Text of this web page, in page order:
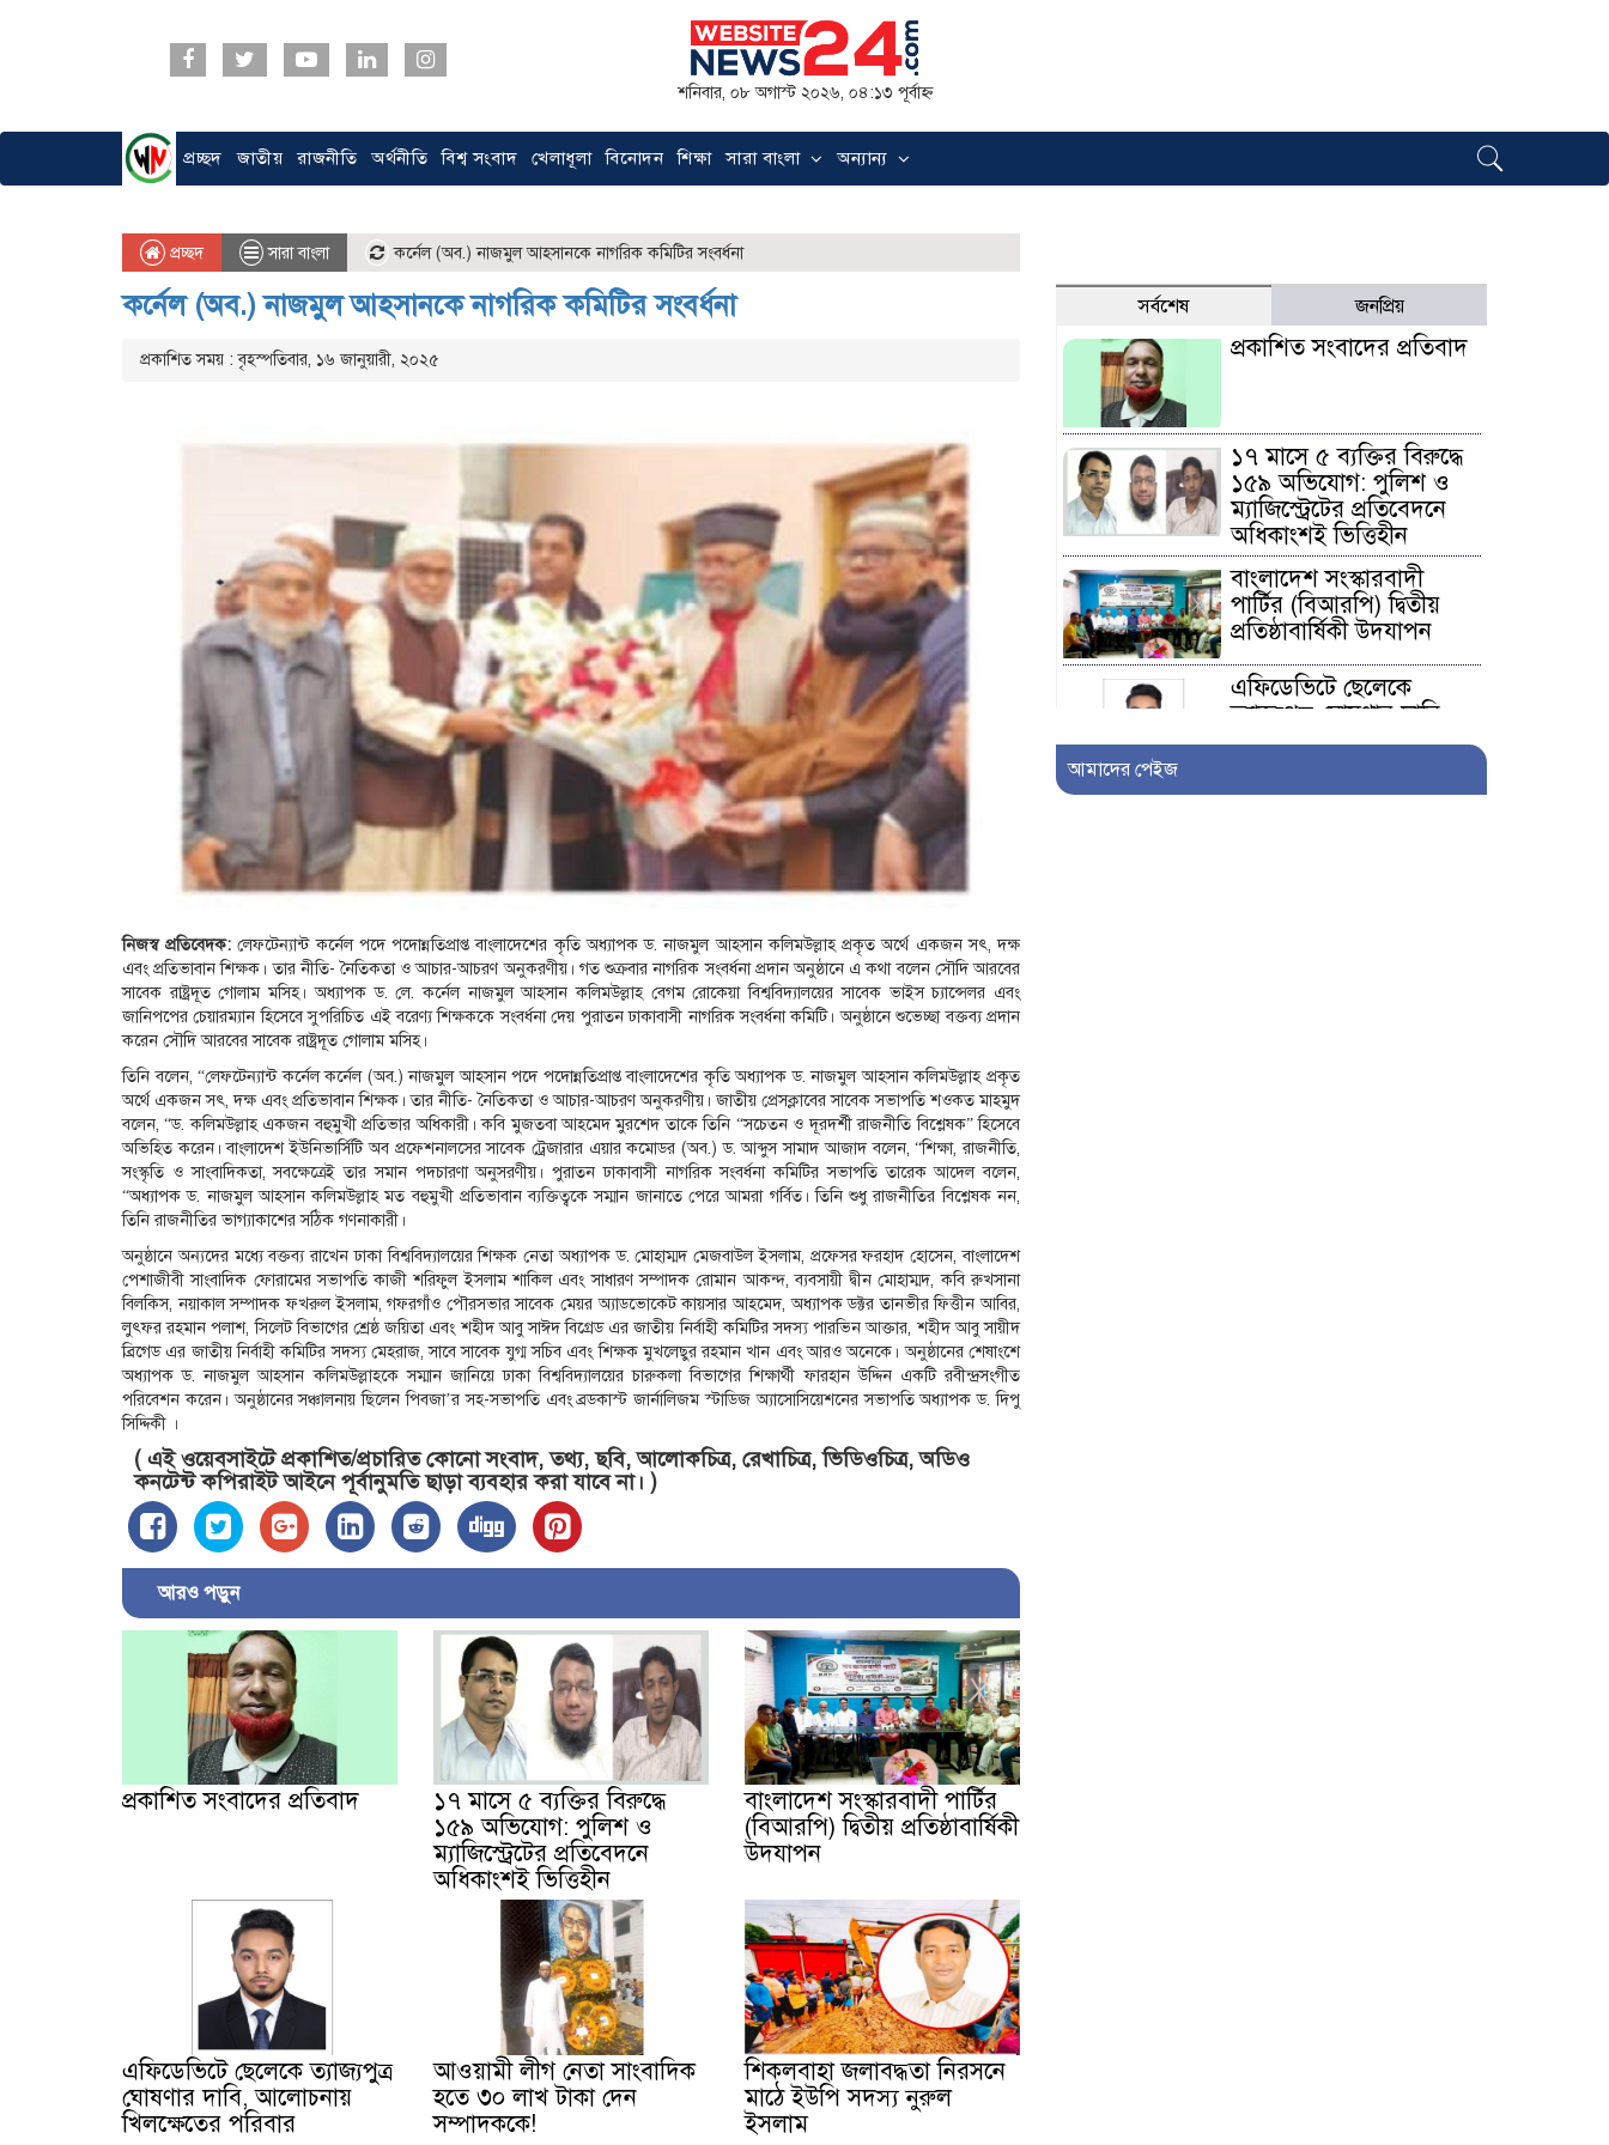
শনিবার, ০৮ অগাস্ট ২০২৬, ০৪:১৩ পূর্বাহ্ন
প্রচ্ছদ জাতীয় রাজনীতি অর্থনীতি বিশ্ব সংবাদ খেলাধূলা বিনোদন শিক্ষা সারা বাংলা অন্যান্য
প্রচ্ছদ সারা বাংলা কর্নেল (অব.) নাজমুল আহসানকে নাগরিক কমিটির সংবর্ধনা
কর্নেল (অব.) নাজমুল আহসানকে নাগরিক কমিটির সংবর্ধনা
প্রকাশিত সময় : বৃহস্পতিবার, ১৬ জানুয়ারী, ২০২৫
নিজস্ব প্রতিবেদক:লেফটেন্যান্ট কর্নেল পদে পদোন্নতিপ্রাপ্ত বাংলাদেশের কৃতি অধ্যাপক ড. নাজমুল আহসান কলিমউল্লাহ প্রকৃত অর্থে একজন সৎ, দক্ষ
এবং প্রতিভাবান শিক্ষক। তার নীতি- নৈতিকতা ও আচার-আচরণ অনুকরণীয়। গত শুক্রবার নাগরিক সংবর্ধনা প্রদান অনুষ্ঠানে এ কথা বলেন সৌদি আরবের
সাবেক রাষ্ট্রদূত গোলাম মসিহ। অধ্যাপক ড. লে. কর্নেল নাজমুল আহসান কলিমউল্লাহ বেগম রোকেয়া বিশ্ববিদ্যালয়ের সাবেক ভাইস চ্যান্সেলর এবং
জানিপপের চেয়ারম্যান হিসেবে সুপরিচিত এই বরেণ্য শিক্ষককে সংবর্ধনা দেয় পুরাতন ঢাকাবাসী নাগরিক সংবর্ধনা কমিটি। অনুষ্ঠানে শুভেচ্ছা বক্তব্য প্রদান
করেন সৌদি আরবের সাবেক রাষ্ট্রদূত গোলাম মসিহ।
তিনি বলেন, “লেফটেন্যান্ট কর্নেল কর্নেল (অব.) নাজমুল আহসান পদে পদোন্নতিপ্রাপ্ত বাংলাদেশের কৃতি অধ্যাপক ড. নাজমুল আহসান কলিমউল্লাহ প্রকৃত
অর্থে একজন সৎ, দক্ষ এবং প্রতিভাবান শিক্ষক। তার নীতি- নৈতিকতা ও আচার-আচরণ অনুকরণীয়। জাতীয় প্রেসক্লাবের সাবেক সভাপতি শওকত মাহমুদ
বলেন, “ড. কলিমউল্লাহ একজন বহুমুখী প্রতিভার অধিকারী। কবি মুজতবা আহমেদ মুরশেদ তাকে তিনি “সচেতন ও দূরদর্শী রাজনীতি বিশ্লেষক” হিসেবে
অভিহিত করেন। বাংলাদেশ ইউনিভার্সিটি অব প্রফেশনালসের সাবেক ট্রেজারার এয়ার কমোডর (অব.) ড. আব্দুস সামাদ আজাদ বলেন, “শিক্ষা, রাজনীতি,
সংস্কৃতি ও সাংবাদিকতা, সবক্ষেত্রেই তার সমান পদচারণা অনুসরণীয়। পুরাতন ঢাকাবাসী নাগরিক সংবর্ধনা কমিটির সভাপতি তারেক আদেল বলেন,
“অধ্যাপক ড. নাজমুল আহসান কলিমউল্লাহ মত বহুমুখী প্রতিভাবান ব্যক্তিত্বকে সম্মান জানাতে পেরে আমরা গর্বিত। তিনি শুধু রাজনীতির বিশ্লেষক নন,
তিনি রাজনীতির ভাগ্যাকাশের সঠিক গণনাকারী।
অনুষ্ঠানে অন্যদের মধ্যে বক্তব্য রাখেন ঢাকা বিশ্ববিদ্যালয়ের শিক্ষক নেতা অধ্যাপক ড. মোহাম্মদ মেজবাউল ইসলাম, প্রফেসর ফরহাদ হোসেন, বাংলাদেশ
পেশাজীবী সাংবাদিক ফোরামের সভাপতি কাজী শরিফুল ইসলাম শাকিল এবং সাধারণ সম্পাদক রোমান আকন্দ, ব্যবসায়ী দ্বীন মোহাম্মদ, কবি রুখসানা
বিলকিস, নয়াকাল সম্পাদক ফখরুল ইসলাম, গফরগাঁও পৌরসভার সাবেক মেয়র অ্যাডভোকেট কায়সার আহমেদ, অধ্যাপক ডক্টর তানভীর ফিত্তীন আবির,
লুৎফর রহমান পলাশ, সিলেট বিভাগের শ্রেষ্ঠ জয়িতা এবং শহীদ আবু সাঈদ বিগ্রেড এর জাতীয় নির্বাহী কমিটির সদস্য পারভিন আক্তার, শহীদ আবু সায়ীদ
ব্রিগেড এর জাতীয় নির্বাহী কমিটির সদস্য মেহরাজ, সাবে সাবেক যুগ্ম সচিব এবং শিক্ষক মুখলেছুর রহমান খান এবং আরও অনেকে। অনুষ্ঠানের শেষাংশে
অধ্যাপক ড. নাজমুল আহসান কলিমউল্লাহকে সম্মান জানিয়ে ঢাকা বিশ্ববিদ্যালয়ের চারুকলা বিভাগের শিক্ষার্থী ফারহান উদ্দিন একটি রবীন্দ্রসংগীত
পরিবেশন করেন। অনুষ্ঠানের সঞ্চালনায় ছিলেন পিবজা’র সহ-সভাপতি এবং ব্রডকাস্ট জার্নালিজম স্টাডিজ অ্যাসোসিয়েশনের সভাপতি অধ্যাপক ড. দিপু
সিদ্দিকী ।
( এই ওয়েবসাইটে প্রকাশিত/প্রচারিত কোনো সংবাদ, তথ্য, ছবি, আলোকচিত্র, রেখাচিত্র, ভিডিওচিত্র, অডিও
কনটেন্ট কপিরাইট আইনে পূর্বানুমতি ছাড়া ব্যবহার করা যাবে না। )
আরও পড়ুন
প্রকাশিত সংবাদের প্রতিবাদ
১৭ মাসে ৫ ব্যক্তির বিরুদ্ধে
১৫৯ অভিযোগ: পুলিশ ও
ম্যাজিস্ট্রেটের প্রতিবেদনে
অধিকাংশই ভিত্তিহীন
বাংলাদেশ সংস্কারবাদী পার্টির
(বিআরপি) দ্বিতীয় প্রতিষ্ঠাবার্ষিকী
উদযাপন
এফিডেভিটে ছেলেকে ত্যাজ্যপুত্র
ঘোষণার দাবি, আলোচনায়
খিলক্ষেতের পরিবার
আওয়ামী লীগ নেতা সাংবাদিক
হতে ৩০ লাখ টাকা দেন
সম্পাদককে!
শিকলবাহা জলাবদ্ধতা নিরসনে
মাঠে ইউপি সদস্য নুরুল
ইসলাম
সর্বশেষ জনপ্রিয়
প্রকাশিত সংবাদের প্রতিবাদ
১৭ মাসে ৫ ব্যক্তির বিরুদ্ধে
১৫৯ অভিযোগ: পুলিশ ও
ম্যাজিস্ট্রেটের প্রতিবেদনে
অধিকাংশই ভিত্তিহীন
বাংলাদেশ সংস্কারবাদী
পার্টির (বিআরপি) দ্বিতীয়
প্রতিষ্ঠাবার্ষিকী উদযাপন
এফিডেভিটে ছেলেকে
ত্যাজ্যপুত্র ঘোষণার দাবি,
আলোচনায় খিলক্ষেতের
আমাদের পেইজ